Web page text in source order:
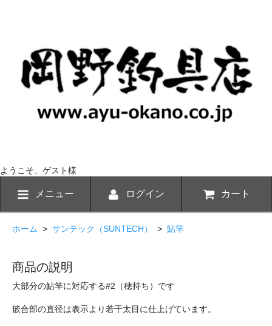
ようこそ、ゲスト様
メニュー ログイン カート
ホーム > サンテック（SUNTECH） > 鮎竿
商品の説明
大部分の鮎竿に対応する#2（穂持ち）です
篏合部の直径は表示より若干太目に仕上げています。